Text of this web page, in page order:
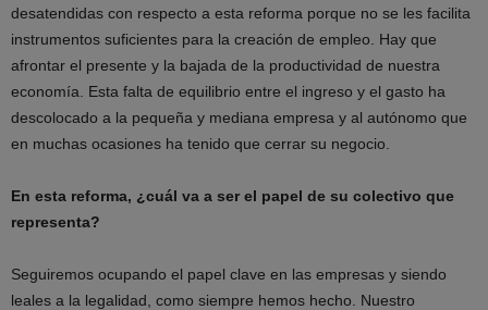
desatendidas con respecto a esta reforma porque no se les facilita
instrumentos suficientes para la creación de empleo. Hay que
afrontar el presente y la bajada de la productividad de nuestra
economía. Esta falta de equilibrio entre el ingreso y el gasto ha
descolocado a la pequeña y mediana empresa y al autónomo que
en muchas ocasiones ha tenido que cerrar su negocio.
En esta reforma, ¿cuál va a ser el papel de su colectivo que
representa?
Seguiremos ocupando el papel clave en las empresas y siendo
leales a la legalidad, como siempre hemos hecho. Nuestro